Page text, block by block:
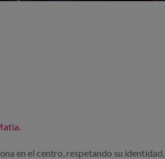
en el centro, respetando su identidad,